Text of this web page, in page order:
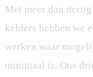
Met meer dan
kelders hebben we
werken waar
minimaal is. Ons